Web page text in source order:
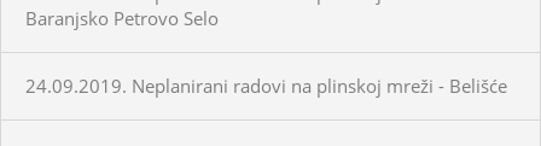
Baranjsko Petrovo Selo
24.09.2019. Neplanirani radovi na plinskoj mreži - Belišće